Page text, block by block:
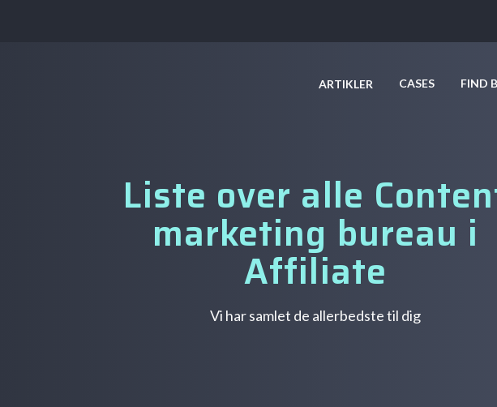
ARTIKLER CASES FIND
Liste over alle
marketing bureau i
Affiliate
Vi har samlet de allerbedste til dig